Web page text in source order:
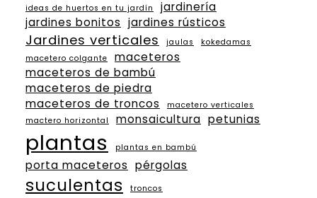
ideas de huertos en tu jardín
jardinería
jardines bonitos jardines rústicos
Jardines verticales jaulas
kokedamas
macetero colgante
maceteros
maceteros de bambú
maceteros de piedra
maceteros de troncos
macetero verticales
mactero horizontal
monsaicultura petunias
plantas plantas en bambú
porta maceteros pérgolas
suculentas troncos